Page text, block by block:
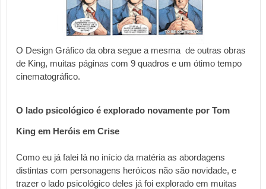
O Design Gráfico da obra segue a mesma  de outras obras
de King, muitas páginas com 9 quadros e um ótimo tempo
cinematográfico.
O lado psicológico é explorado novamente por Tom
King em Heróis em Crise
Como eu já falei lá no início da matéria as abordagens
distintas com personagens heróicos não são novidade, e
trazer o lado psicológico deles já foi explorado em muitas